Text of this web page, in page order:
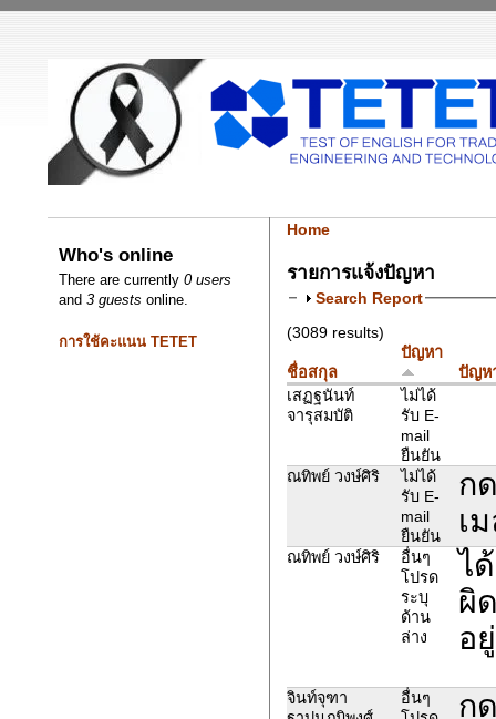
Who's online
There are currently0 users
and3 guests online.
การใช้คะแนน TETET
Home
รายการแจ้งปัญหา
Search Report
(3089 results)
ชื่อสกุล
ปัญหา
ปัญห
เสฏฐนันท์
จารุสมบัติ
ไม่ได้
รับ E-
mail
ยืนยัน
ณทิพย์ วงษ์ศิริ
ไม่ได้
รับ E-
mail
ยืนยัน
ก
เ
ณทิพย์ วงษ์ศิริ
อื่นๆ
โปรด
ระบุ
ด้าน
ล่าง
ไ
ผิ
อ
จินท์จุฑา
อื่นๆ
ก